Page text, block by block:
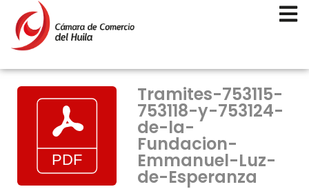
Tramites-753115-
753118-y-753124-
de-la-
Fundacion-
Emmanuel-Luz-
de-Esperanza